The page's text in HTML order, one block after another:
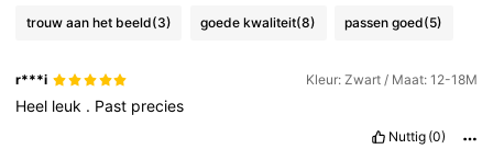
trouw aan het beeld(3) goede kwaliteit(8) passen goed(5)
r***i Kleur: Zwart / Maat: 12-18M
Heel leuk . Past precies
Nuttig (0)